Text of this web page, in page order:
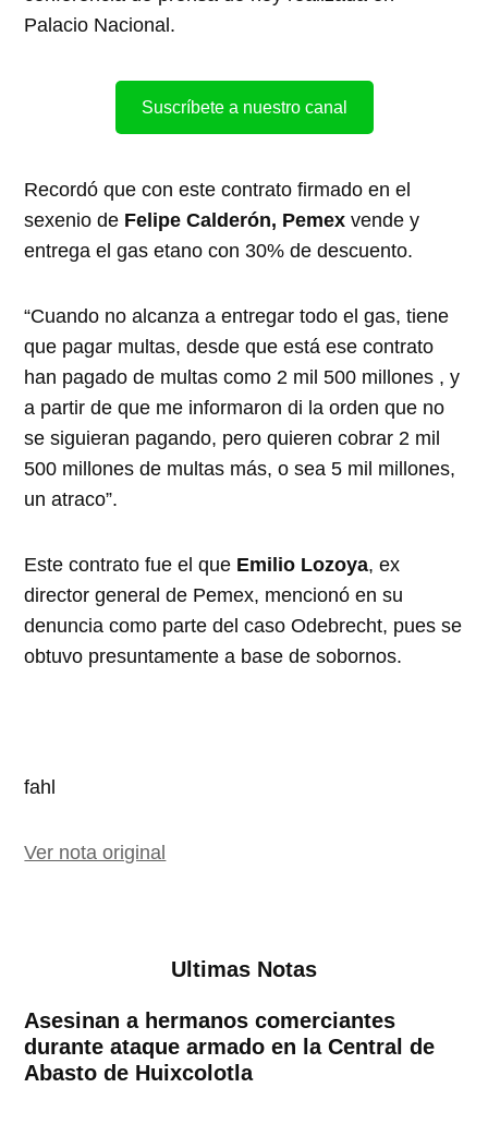
Palacio Nacional.
Suscríbete a nuestro canal
Recordó que con este contrato firmado en el
sexenio de Felipe Calderón, Pemex vende y
entrega el gas etano con 30% de descuento.
“Cuando no alcanza a entregar todo el gas, tiene
que pagar multas, desde que está ese contrato
han pagado de multas como 2 mil 500 millones , y
a partir de que me informaron di la orden que no
se siguieran pagando, pero quieren cobrar 2 mil
500 millones de multas más, o sea 5 mil millones,
un atraco”.
Este contrato fue el que Emilio Lozoya, ex
director general de Pemex, mencionó en su
denuncia como parte del caso Odebrecht, pues se
obtuvo presuntamente a base de sobornos.
fahl
Ver nota original
Ultimas Notas
Asesinan a hermanos comerciantes
durante ataque armado en la Central de
Abasto de Huixcolotla